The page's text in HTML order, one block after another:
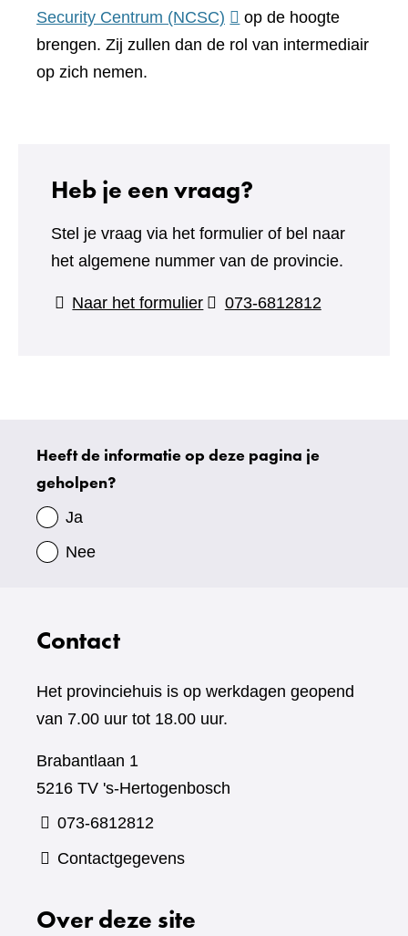
Security Centrum (NCSC) (verwijst
naar
op de hoogte
brengen. Zij zullen dan de rol van intermediair
op zich nemen.
Heb je een vraag?
Stel je vraag via het formulier of bel naar
het algemene nummer van de provincie.
Naar het formulier(verwijst
073-6812812
Uw
gegevens
Heeft de informatie op deze pagina je
geholpen?
Ja
Nee
Contact
Het provinciehuis is op werkdagen geopend
van 7.00 uur tot 18.00 uur.
Brabantlaan 1
5216 TV 's-Hertogenbosch
073-6812812
Contactgegevens
Over deze site